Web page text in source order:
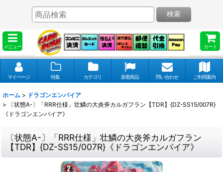
メニュー カート
検索
マイページ 特集 カテゴリ 新着商品 問い合わせ ご利用案内
ホーム > ドラゴンエンパイア
>
〔状態A-〕「RRR仕様」壮鱗の大炎斧カルガフラン【TDR】{DZ-SS15/007R}
《ドラゴンエンパイア》
〔状態A-〕「RRR仕様」壮鱗の大炎斧カルガフラン
【TDR】{DZ-SS15/007R}《ドラゴンエンパイア》